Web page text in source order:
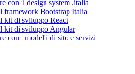
con il design system .italia
framework Bootstrap Italia
kit di sviluppo React
kit di sviluppo Angular
con i modelli di sito e servizi